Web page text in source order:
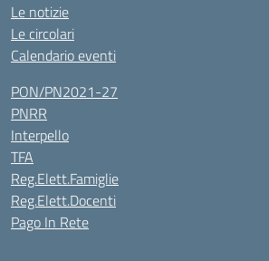
Le notizie
Le circolari
Calendario eventi
PON/PN2021-27
PNRR
Interpello
TFA
Reg.Elett.Famiglie
Reg.Elett.Docenti
Pago In Rete